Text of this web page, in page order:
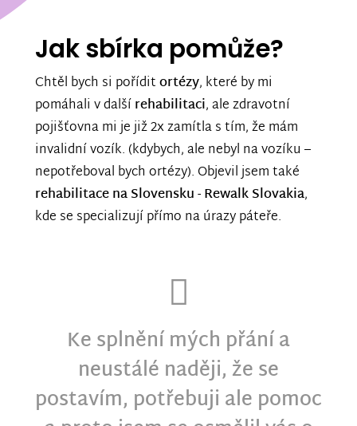
Jak sbírka pomůže?
Chtěl bych si poříditortézy, které by mi
pomáhali v dalšírehabilitaci, ale zdravotní
pojišťovna mi je již 2x zamítla s tím, že mám
invalidní vozík. (kdybych, ale nebyl na vozíku –
nepotřeboval bych ortézy). Objevil jsem také
rehabilitace na Slovensku - Rewalk Slovakia,
kde se specializují přímo na úrazy páteře.
Ke splnění mých přání a
neustálé naději, že se
postavím, potřebuji ale pomoc